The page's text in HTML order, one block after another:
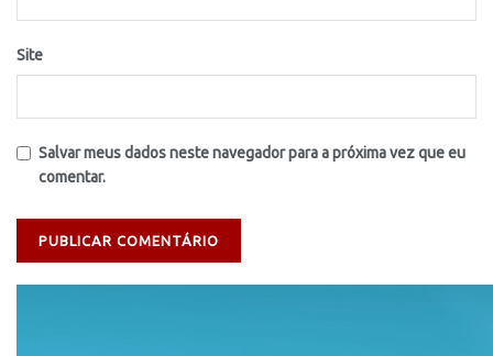
Site
Salvar meus dados neste navegador para a próxima vez que eu
comentar.